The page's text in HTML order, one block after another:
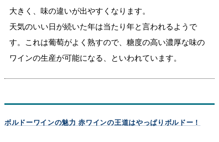
大きく、味の違いが出やすくなります。
天気のいい日が続いた年は当たり年と言われるようで
す。これは葡萄がよく熟すので、糖度の高い濃厚な味の
ワインの生産が可能になる、といわれています。
ボルドーワインの魅力 赤ワインの王道はやっぱりボルドー！